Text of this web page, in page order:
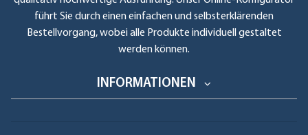
führt Sie durch einen einfachen und selbsterklärenden
Bestellvorgang, wobei alle Produkte individuell gestaltet
werden können.
INFORMATIONEN